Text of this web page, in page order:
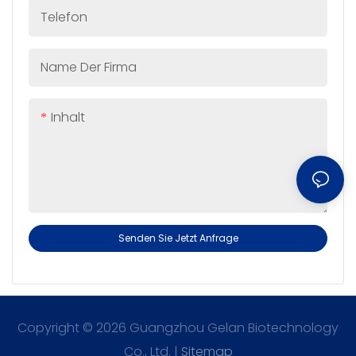
Telefon
Name Der Firma
Inhalt
Senden Sie Jetzt Anfrage
Copyright © 2026 Guangzhou Gelan Biotechnology
Co., Ltd. | Sitemap